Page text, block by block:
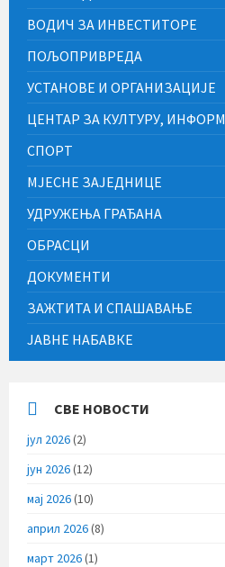
ВОДИЧ ЗА ИНВЕСТИТОРЕ
ПОЉОПРИВРЕДА
УСТАНОВЕ И ОРГАНИЗАЦИЈЕ
ЦЕНТАР ЗА КУЛТУРУ,
СПОРТ
МЈЕСНЕ ЗАЈЕДНИЦЕ
УДРУЖЕЊА ГРАЂАНА
ОБРАСЦИ
ДОКУМЕНТИ
ЗАЖТИТА И СПАШАВАЊЕ
ЈАВНЕ НАБАВКЕ
СВЕ НОВОСТИ
јул 2026(2)
јун 2026(12)
мај 2026(10)
април 2026(8)
март 2026(1)